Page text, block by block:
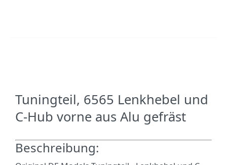
Tuningteil, 6565 Lenkhebel und
C-Hub vorne aus Alu gefräst
Beschreibung: